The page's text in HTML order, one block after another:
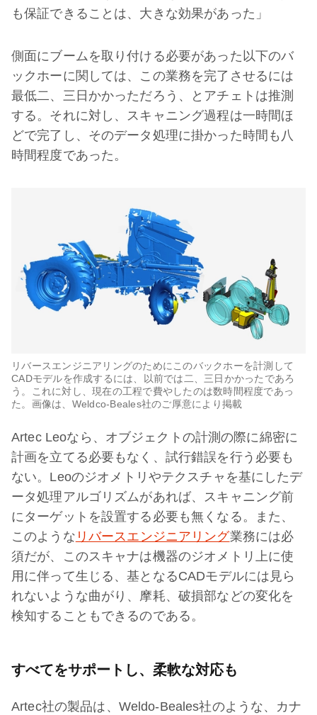
も保証できることは、大きな効果があった」
側面にブームを取り付ける必要があった以下のバ
ックホーに関しては、この業務を完了させるには
最低二、三日かかっただろう、とアチェトは推測
する。それに対し、スキャニング過程は一時間ほ
どで完了し、そのデータ処理に掛かった時間も八
時間程度であった。
リバースエンジニアリングのためにこのバックホーを計測して
CADモデルを作成するには、以前では二、三日かかったであろ
う。これに対し、現在の工程で費やしたのは数時間程度であっ
た。画像は、Weldco-Beales社のご厚意により掲載
Artec Leoなら、オブジェクトの計測の際に綿密に
計画を立てる必要もなく、試行錯誤を行う必要も
ない。Leoのジオメトリやテクスチャを基にしたデ
ータ処理アルゴリズムがあれば、スキャニング前
にターゲットを設置する必要も無くなる。また、
このような リバースエンジニアリング業務には必
須だが、このスキャナは機器のジオメトリ上に使
用に伴って生じる、基となるCADモデルには見ら
れないような曲がり、摩耗、破損部などの変化を
検知することもできるのである。
すべてをサポートし、柔軟な対応も
Artec社の製品は、Weldo-Beales社のような、カナ